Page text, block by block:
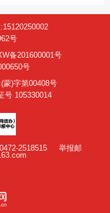
号
备201600001号
号
蒙)字第00408号
号 105330014
2518515
举报邮